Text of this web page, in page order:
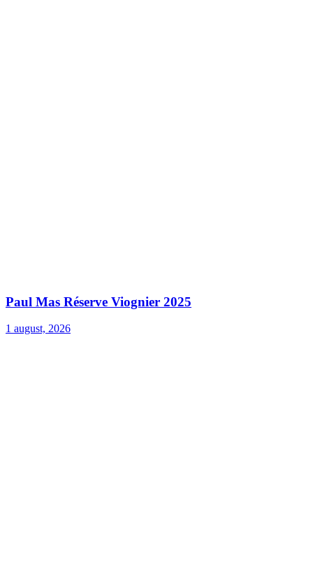
Paul Mas Réserve Viognier 2025
1 august, 2026